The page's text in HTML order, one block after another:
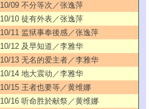
10/09 不分等次／张逸萍
10/10 徒有外表／张逸萍
10/11 监狱事奉後感／张逸萍
10/12 及早知道／李雅华
10/13 无名的爱主者／李雅华
10/14 地大震动／李雅华
10/15 王者也要等／黄维娜
10/16 听命胜於献祭／黄维娜